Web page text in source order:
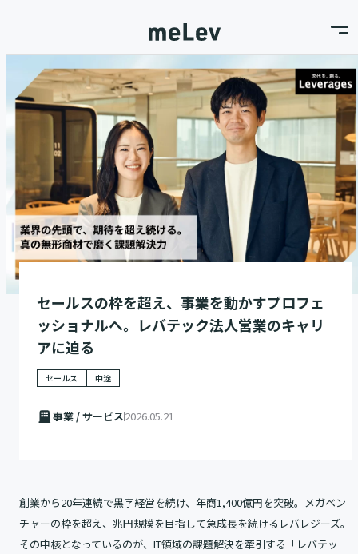
セールスの枠を超え、事業を動かすプロフェ
ッショナルへ。レバテック法人営業のキャリ
アに迫る
セールス 中途
事業 / サービス2026.05.21
創業から20年連続で黒字経営を続け、年商1,400億円を突破。メガベン
チャーの枠を超え、兆円規模を目指して急成長を続けるレバレジーズ。
その中核となっているのが、IT領域の課題解決を牽引する「レバテッ